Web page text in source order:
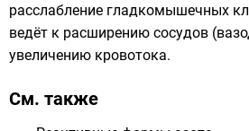
расслабление гладкомышечных
ведёт к расширению сосудов
увеличению кровотока.
См. также